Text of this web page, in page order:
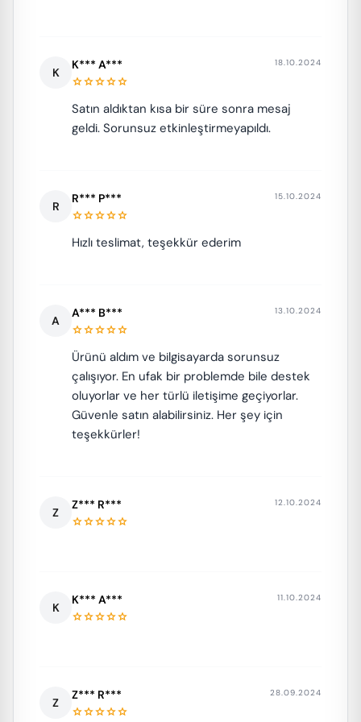
K
K*** A***
starstarstarstarstar
18.10.2024
Satın aldıktan kısa bir süre sonra mesaj
geldi. Sorunsuz etkinleştirmeyapıldı.
R
R*** P***
starstarstarstarstar
15.10.2024
Hızlı teslimat, teşekkür ederim
A
A*** B***
starstarstarstarstar
13.10.2024
Ürünü aldım ve bilgisayarda sorunsuz
çalışıyor. En ufak bir problemde bile destek
oluyorlar ve her türlü iletişime geçiyorlar.
Güvenle satın alabilirsiniz. Her şey için
teşekkürler!
Z
Z*** R***
starstarstarstarstar
12.10.2024
K
K*** A***
starstarstarstarstar
11.10.2024
Z
Z*** R***
starstarstarstarstar
28.09.2024